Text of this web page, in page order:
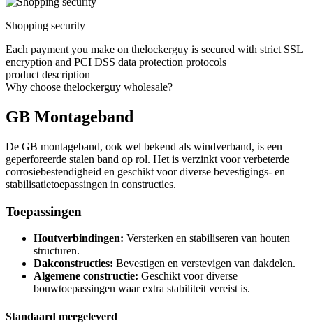
Shopping security
Each payment you make on thelockerguy is secured with strict SSL
encryption and PCI DSS data protection protocols
product description
Why choose thelockerguy wholesale?
GB Montageband
De GB montageband, ook wel bekend als windverband, is een
geperforeerde stalen band op rol. Het is verzinkt voor verbeterde
corrosiebestendigheid en geschikt voor diverse bevestigings- en
stabilisatietoepassingen in constructies.
Toepassingen
Houtverbindingen: Versterken en stabiliseren van houten
structuren.
Dakconstructies: Bevestigen en verstevigen van dakdelen.
Algemene constructie: Geschikt voor diverse
bouwtoepassingen waar extra stabiliteit vereist is.
Standaard meegeleverd